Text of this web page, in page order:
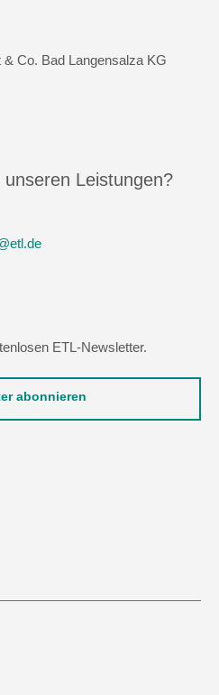
Co. Bad Langensalza KG
Leistungen?
ETL-Newsletter.
abonnieren